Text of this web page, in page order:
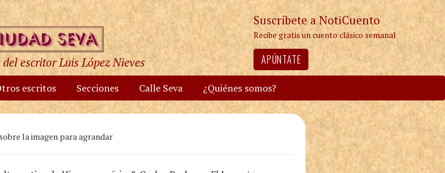
escritor Luis López Nieves
Suscríbete a NotiCuento
Recibe gratis un cuento clásico semanal
APÚNTATE
escritos Secciones Calle Seva ¿Quiénes somos?
la imagen para agrandar